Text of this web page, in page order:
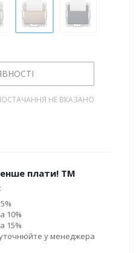
НЕ ВКАЗАНО
плати! ТМ
10%
15%
у менеджера